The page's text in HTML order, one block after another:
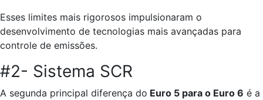
Esses limites mais rigorosos impulsionaram o
desenvolvimento de tecnologias mais avançadas para
controle de emissões.
#2- Sistema SCR
A segunda principal diferença do Euro 5 para o Euro 6 é a